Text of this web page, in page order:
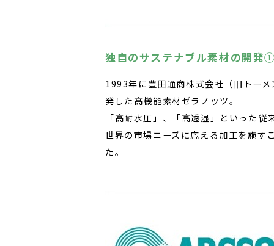
独自のサステナブル素材の開発
1993年に豊⽥通商株式会社（旧トー
発した⾼機能素材ゼラノッツ。
「⾼耐⽔圧」、「⾼透湿」といった
世界の市場ニーズに応える加⼯を施す
た。